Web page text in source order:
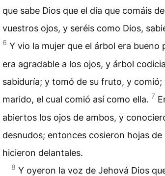
que sabe Dios que el día que comáis
vuestros ojos, y seréis como Dios,
6 Y vio la mujer que el árbol era bueno
era agradable a los ojos, y árbol
sabiduría; y tomó de su fruto, y comió;
marido, el cual comió así como ella. 7
abiertos los ojos de ambos, y
desnudos; entonces cosieron hojas de
hicieron delantales.
8 Y oyeron la voz de Jehová Dios